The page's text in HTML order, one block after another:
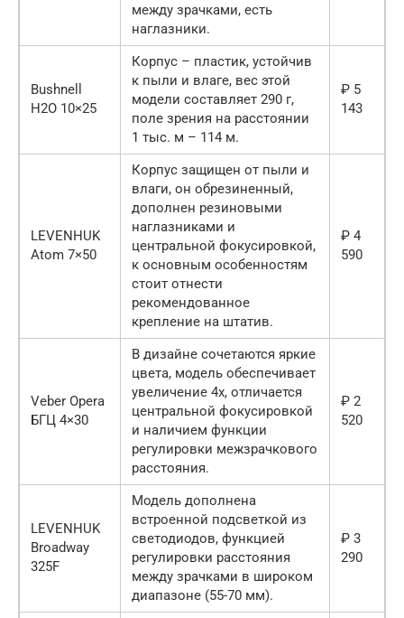
между зрачками, есть
наглазники.
Bushnell
H2O 10×25
Корпус – пластик, устойчив
к пыли и влаге, вес этой
модели составляет 290 г,
поле зрения на расстоянии
1 тыс. м – 114 м.
₽ 5
143
LEVENHUK
Atom 7×50
Корпус защищен от пыли и
влаги, он обрезиненный,
дополнен резиновыми
наглазниками и
центральной фокусировкой,
к основным особенностям
стоит отнести
рекомендованное
крепление на штатив.
₽ 4
590
Veber Opera
БГЦ 4×30
В дизайне сочетаются яркие
цвета, модель обеспечивает
увеличение 4х, отличается
центральной фокусировкой
и наличием функции
регулировки межзрачкового
расстояния.
₽ 2
520
LEVENHUK
Broadway
325F
Модель дополнена
встроенной подсветкой из
светодиодов, функцией
регулировки расстояния
между зрачками в широком
диапазоне (55-70 мм).
₽ 3
290